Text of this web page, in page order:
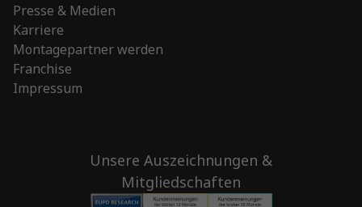
Presse & Medien
Karriere
Montagepartner werden
Franchise
Impressum
Unsere Auszeichnungen &
Mitgliedschaften